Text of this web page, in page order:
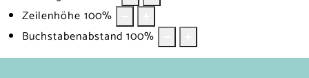
Zeilenhöhe 100%
Buchstabenabstand 100%